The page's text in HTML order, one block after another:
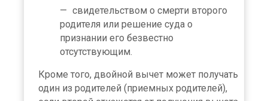
свидетельством о смерти второго
родителя или решение суда о
признании его безвестно
отсутствующим.
Кроме того, двойной вычет может получать
один из родителей (приемных родителей),